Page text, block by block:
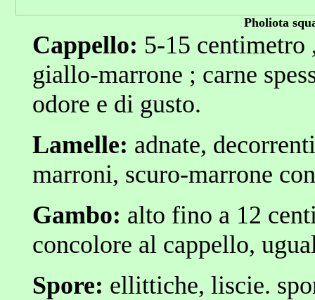
Pholiota
Cappello: 5-15 centimetro
giallo-marrone ; carne
odore e di gusto.
Lamelle: adnate,
marroni, scuro-marrone
Gambo: alto fino a 12
concolore al cappello,
Spore: ellittiche, liscie.